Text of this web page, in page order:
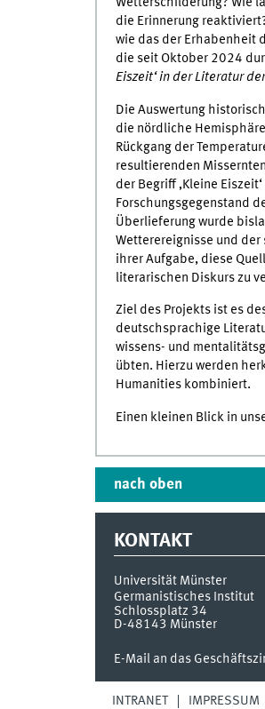
Wetterschilderung? Wie
die Erinnerung
wie das der Erhabenheit
die seit Oktober 2024
Eiszeit‘ in der Literatur
Die Auswertung
die nördliche
Rückgang der
resultierenden
der Begriff ‚Kleine
Forschungsgegenstand
Überlieferung wurde
Wetterereignisse und
ihrer Aufgabe, diese
literarischen Diskurs zu
Ziel des Projekts ist es
deutschsprachige
wissens- und
übten. Hierzu werden
Humanities kombiniert.
Einen kleinen Blick in
nach oben
KONTAKT
Universität Münster
Germanistisches Institut
Schlossplatz 34
D-48143 Münster
E-Mail an das
INTRANET IMPRESSUM